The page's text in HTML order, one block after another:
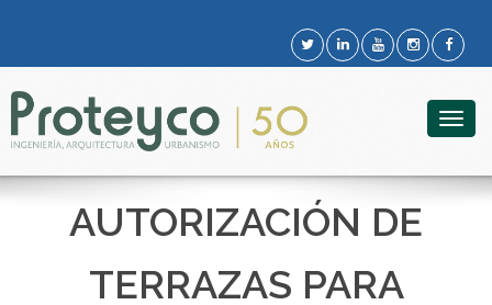
AUTORIZACIÓN DE
TERRAZAS PARA